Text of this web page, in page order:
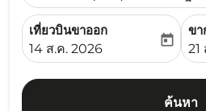
เที่ยวบินขาออก
fc-booking-departure-date-
14 ส.ค. 2026
today
ขา
21
ค้นหา